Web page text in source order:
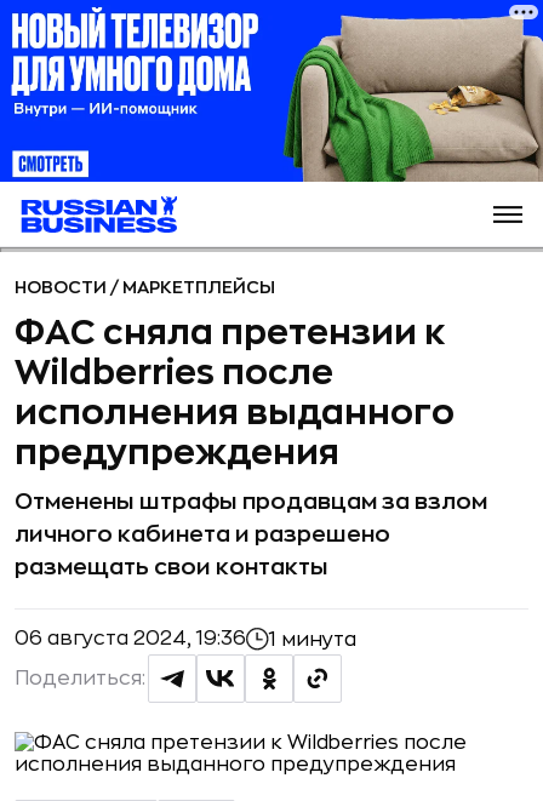
НОВОСТИ / МАРКЕТПЛЕЙСЫ
ФАС сняла претензии к
Wildberries после
исполнения выданного
предупреждения
Отменены штрафы продавцам за взлом
личного кабинета и разрешено
размещать свои контакты
06 августа 2024, 19:36 1 минута
Поделиться: